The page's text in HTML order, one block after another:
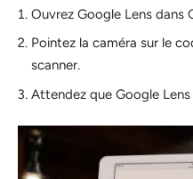
Ouvrez Google Lens dans
Pointez la caméra sur le
scanner.
Attendez que Google